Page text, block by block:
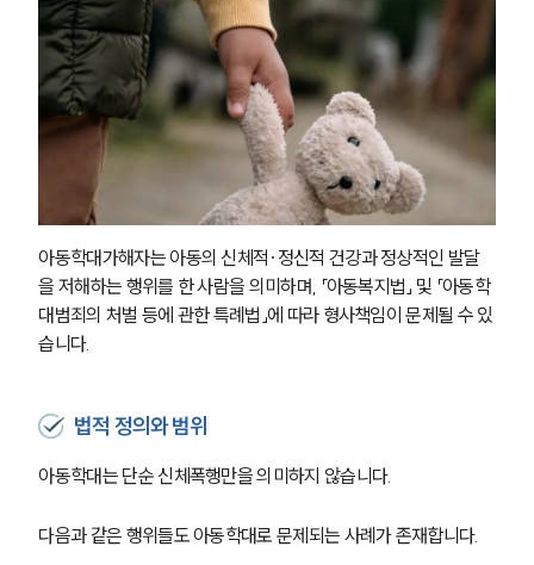
아동학대가해자는 아동의 신체적·정신적 건강과 정상적인 발달
을 저해하는 행위를 한 사람을 의미하며, 「아동복지법」 및 「아동학
대범죄의 처벌 등에 관한 특례법」에 따라 형사책임이 문제될 수 있
습니다.
법적 정의와 범위
아동학대는 단순 신체폭행만을 의미하지 않습니다.
다음과 같은 행위들도 아동학대로 문제되는 사례가 존재합니다.